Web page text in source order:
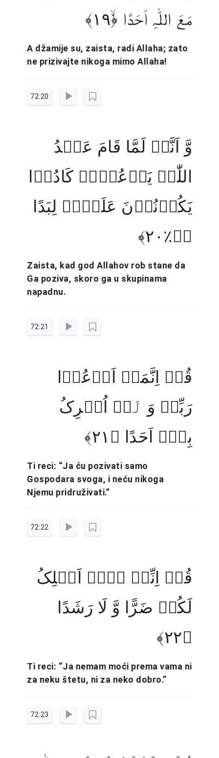
مَعَ اللّٰہِ اَحَدًا ﴿ۙ۱۹﴾
A džamije su, zaista, radi Allaha; zato
ne prizivajte nikoga mimo Allaha!
72:20
وَّ اَنَّہٗ لَمَّا قَامَ عَبۡدُ
اللّٰہِ یَدۡعُوۡہُ کَادُوۡا
یَکُوۡنُوۡنَ عَلَیۡہِ لِبَدًا
﴿ؕ٪۲۰﴾
Zaista, kad god Allahov rob stane da
Ga poziva, skoro ga u skupinama
napadnu.
72:21
قُلۡ اِنَّمَاۤ اَدۡعُوۡا
رَبِّیۡ وَ لَاۤ اُشۡرِکُ
بِہٖۤ اَحَدًا ﴿۲۱﴾
Ti reci: “Ja ću pozivati samo
Gospodara svoga, i neću nikoga
Njemu pridruživati.”
72:22
قُلۡ اِنِّیۡ لَاۤ اَمۡلِکُ
لَکُمۡ ضَرًّا وَّ لَا رَشَدًا
﴿۲۲﴾
Ti reci: “Ja nemam moći prema vama ni
za neku štetu, ni za neko dobro.”
72:23